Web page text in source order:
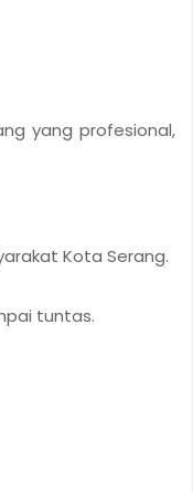
yang profesional,
Kota Serang.
tuntas.